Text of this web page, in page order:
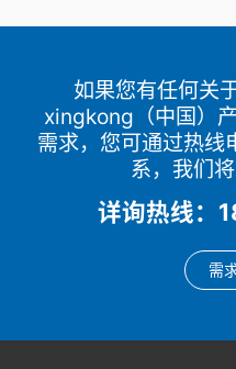
如果您有任何关
xingkong（中国）
需求，您可通过热线
系，我们
详询热线：
需